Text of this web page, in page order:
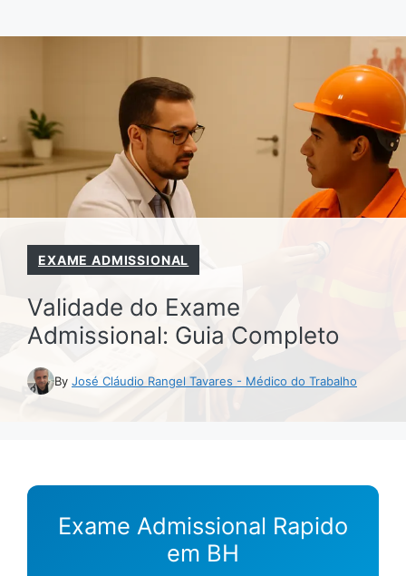
para
EXAME ADMISSIONAL
Validade do Exame
Admissional: Guia Completo
By José Cláudio Rangel Tavares - Médico do Trabalho
Exame Admissional Rapido
em BH